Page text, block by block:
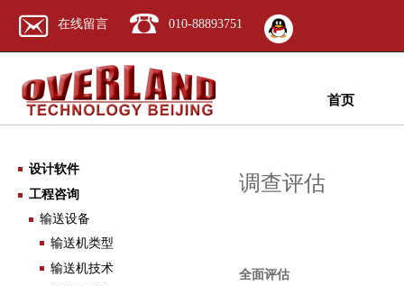
在线留言 010-88893751
首页
设计软件
工程咨询
输送设备
输送机类型
输送机技术
调查评估
全面评估